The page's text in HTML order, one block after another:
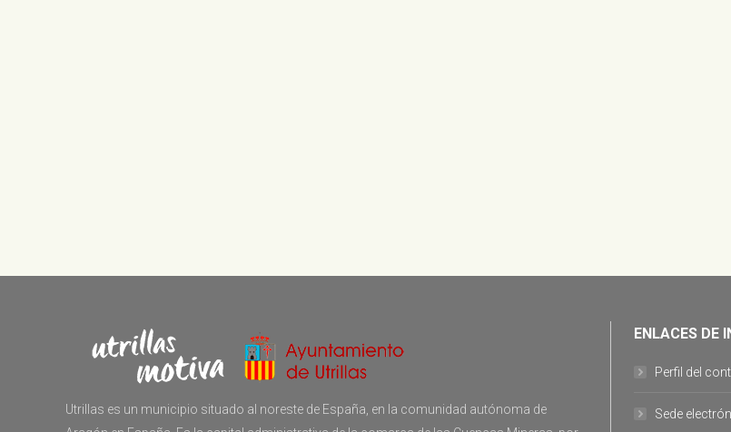
Utrillas es un municipio situado al noreste de España, en la comunidad autónoma de
ENLACES DE
Perfil del
Sede